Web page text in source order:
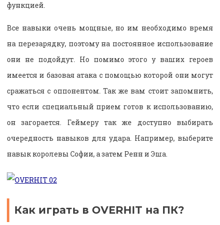
функцией.
Все навыки очень мощные, но им необходимо время
на перезарядку, поэтому на постоянное использование
они не подойдут. Но помимо этого у ваших героев
имеется и базовая атака с помощью которой они могут
сражаться с оппонентом. Так же вам стоит запомнить,
что если специальный прием готов к использованию,
он загорается. Геймеру так же доступно выбирать
очередность навыков для удара. Например, выберите
навык королевы Софии, а затем Ренн и Эша.
Как играть в OVERHIT на ПК?